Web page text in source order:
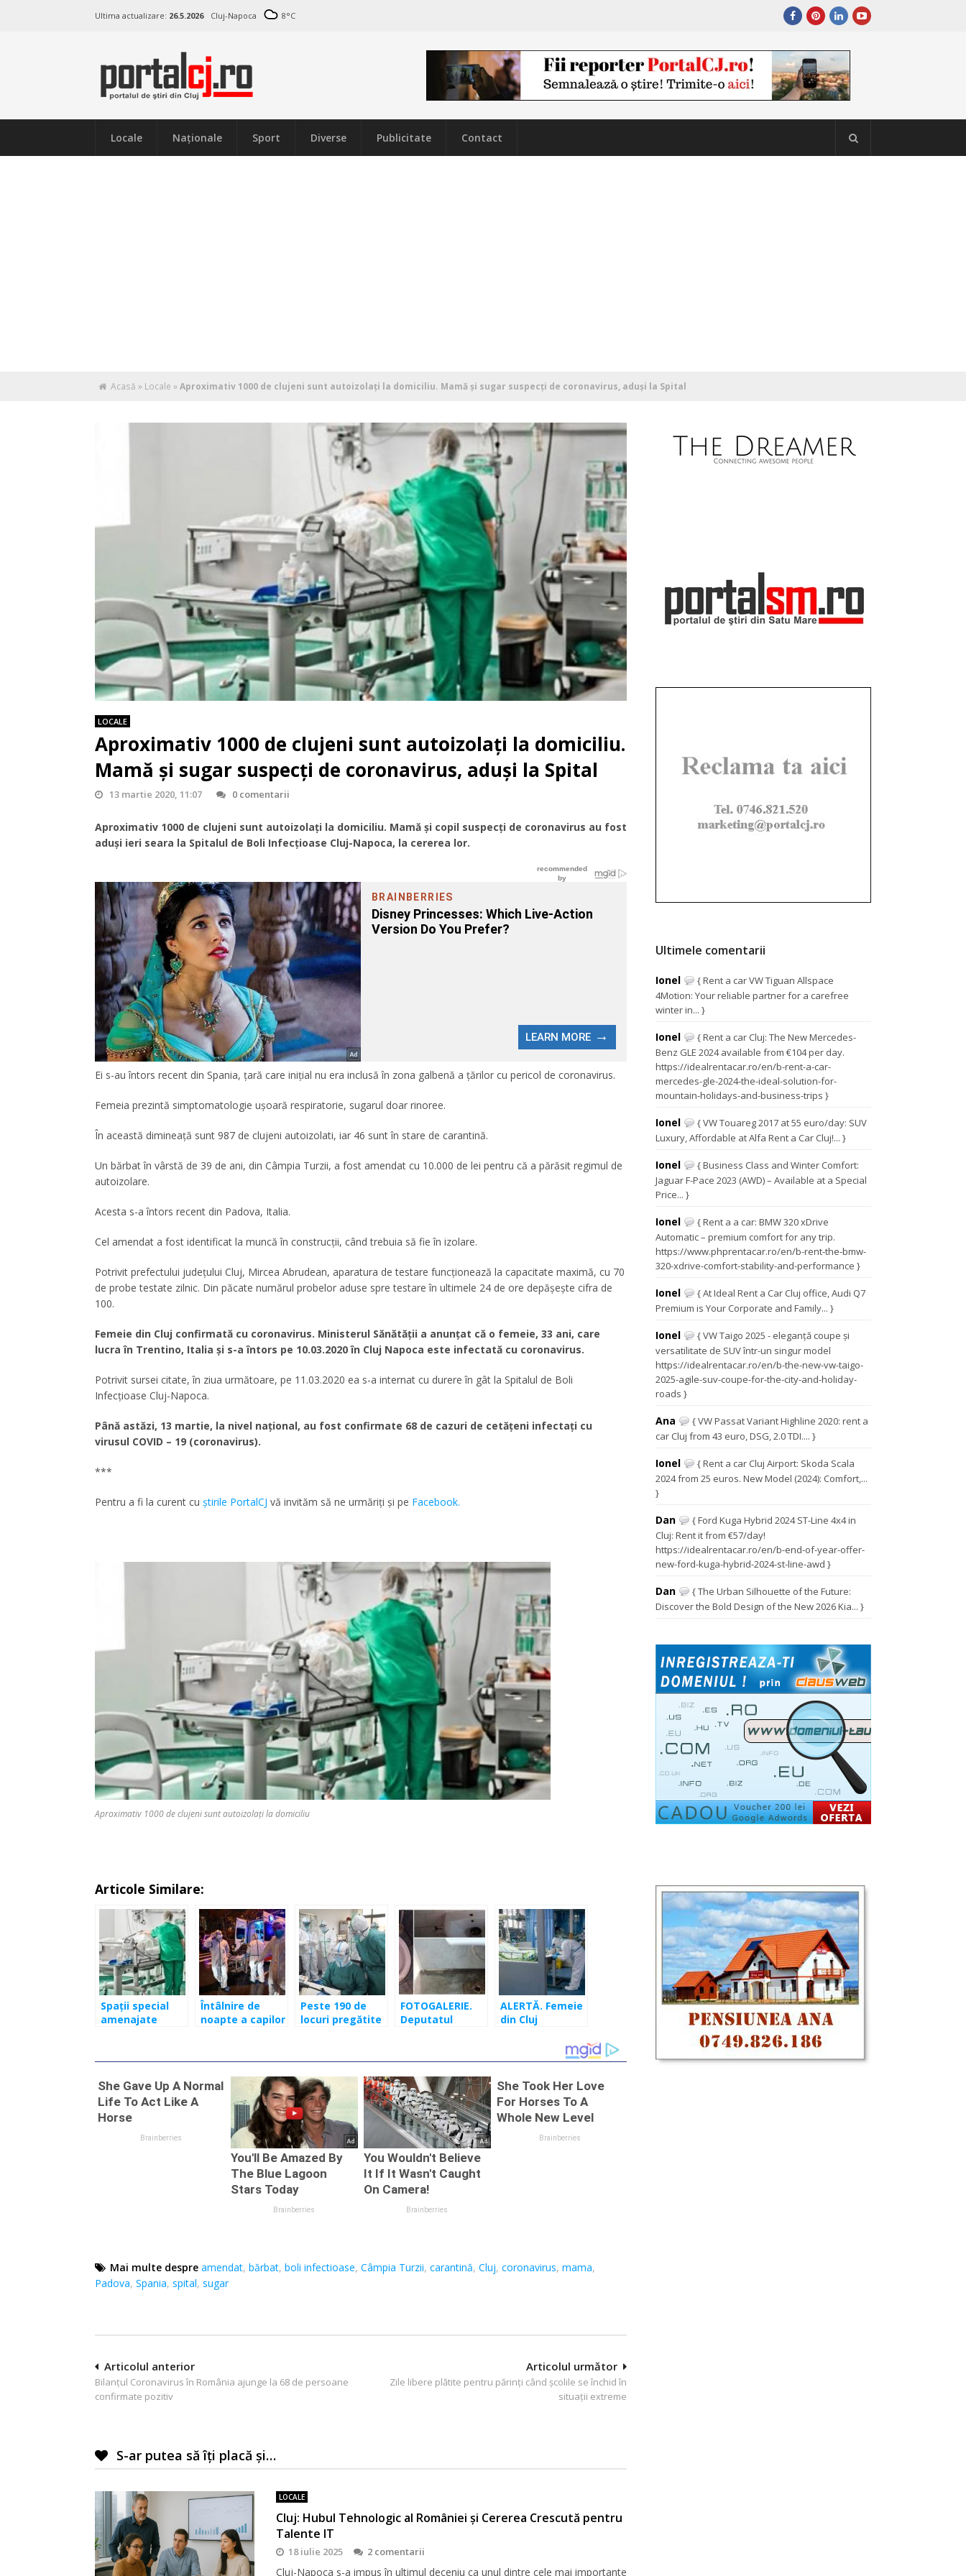
Ultima actualizare: 26.5.2026 Cluj-Napoca 8°C
Locale Naţionale Sport Diverse Publicitate Contact
Acasă » Locale »Aproximativ 1000 de clujeni sunt autoizolați la domiciliu. Mamă și sugar suspecți de coronavirus, aduși la Spital
LOCALE
Aproximativ 1000 de clujeni sunt autoizolați la domiciliu.
Mamă și sugar suspecți de coronavirus, aduși la Spital
13 martie 2020, 11:07 0 comentarii
Aproximativ 1000 de clujeni sunt autoizolați la domiciliu. Mamă și copil suspecți de coronavirus au fost
aduși ieri seara la Spitalul de Boli Infecțioase Cluj-Napoca, la cererea lor.
Ei s-au întors recent din Spania, țară care inițial nu era inclusă în zona galbenă a țărilor cu pericol de coronavirus.
Femeia prezintă simptomatologie ușoară respiratorie, sugarul doar rinoree.
În această dimineață sunt 987 de clujeni autoizolati, iar 46 sunt în stare de carantină.
Un bărbat în vârstă de 39 de ani, din Câmpia Turzii, a fost amendat cu 10.000 de lei pentru că a părăsit regimul de
autoizolare.
Acesta s-a întors recent din Padova, Italia.
Cel amendat a fost identificat la muncă în construcții, când trebuia să fie în izolare.
Potrivit prefectului județului Cluj, Mircea Abrudean, aparatura de testare funcționează la capacitate maximă, cu 70
de probe testate zilnic. Din păcate numărul probelor aduse spre testare în ultimele 24 de ore depășește cifra de
100.
Femeie din Cluj confirmată cu coronavirus. Ministerul Sănătăţii a anunţat că o femeie, 33 ani, care
lucra în Trentino, Italia şi s-a întors pe 10.03.2020 în Cluj Napoca este infectată cu coronavirus.
Potrivit sursei citate, în ziua următoare, pe 11.03.2020 ea s-a internat cu durere în gât la Spitalul de Boli
Infecțioase Cluj-Napoca.
Până astăzi, 13 martie, la nivel național, au fost confirmate 68 de cazuri de cetățeni infectați cu
virusul COVID – 19 (coronavirus).
***
Pentru a fi la curent cu ştirile PortalCJ vă invităm să ne urmăriţi şi pe Facebook.
Aproximativ 1000 de clujeni sunt autoizolați la domiciliu
Articole Similare:
Spații special
amenajate
mai multe
România
Întâlnire de
noapte a capilor
coronavirus.
România are
pentru
carantină 125 de
locaţii în 40 de
judeţe.
Peste 190 de
locuri pregătite
cazuri de
Coronavirus la
Cluj-Napoca
FOTOGALERIE.
Deputatul
coronavirusul nu
poate intra! Îl
omoară
stafilococul
auriu
ALERTĂ. Femeie
din Cluj
Anchetă
Mai multe despre amendat, bărbat, boli infectioase, Câmpia Turzii, carantină, Cluj, coronavirus, mama,
Padova, Spania, spital, sugar
Navigare
în
Articolul următor
Zile libere plătite pentru părinţi când şcolile se închid în
situaţii extreme
Articolul anterior
Bilanțul Coronavirus în România ajunge la 68 de persoane
confirmate pozitiv
S-ar putea să îți placă și…
LOCALE
Cluj: Hubul Tehnologic al României și Cererea Crescută pentru
Talente IT
18 iulie 2025 2 comentarii
Cluj-Napoca s-a impus în ultimul deceniu ca unul dintre cele mai importante
Ultimele comentarii
Ionel
{ Rent a car VW Tiguan Allspace
4Motion: Your reliable partner for a carefree
winter in... }
Ionel
{ Rent a car Cluj: The New Mercedes-
Benz GLE 2024 available from €104 per day.
https://idealrentacar.ro/en/b-rent-a-car-
mercedes-gle-2024-the-ideal-solution-for-
mountain-holidays-and-business-trips }
Ionel
{ VW Touareg 2017 at 55 euro/day: SUV
Luxury, Affordable at Alfa Rent a Car Cluj!... }
Ionel
{ Business Class and Winter Comfort:
Jaguar F-Pace 2023 (AWD) – Available at a Special
Price... }
Ionel
{ Rent a a car: BMW 320 xDrive
Automatic – premium comfort for any trip.
https://www.phprentacar.ro/en/b-rent-the-bmw-
320-xdrive-comfort-stability-and-performance }
Ionel
{ At Ideal Rent a Car Cluj office, Audi Q7
Premium is Your Corporate and Family... }
Ionel
{ VW Taigo 2025 - eleganță coupe și
versatilitate de SUV într-un singur model
https://idealrentacar.ro/en/b-the-new-vw-taigo-
2025-agile-suv-coupe-for-the-city-and-holiday-
roads }
Ana
{ VW Passat Variant Highline 2020: rent a
car Cluj from 43 euro, DSG, 2.0 TDI.... }
Ionel
{ Rent a car Cluj Airport: Skoda Scala
2024 from 25 euros. New Model (2024): Comfort,...
}
Dan
{ Ford Kuga Hybrid 2024 ST-Line 4x4 in
Cluj: Rent it from €57/day!
https://idealrentacar.ro/en/b-end-of-year-offer-
new-ford-kuga-hybrid-2024-st-line-awd }
Dan
{ The Urban Silhouette of the Future:
Discover the Bold Design of the New 2026 Kia... }